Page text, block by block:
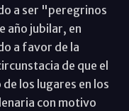
a ser "peregrinos
año jubilar, en
a favor de la
de que el
los lugares en los
con motivo